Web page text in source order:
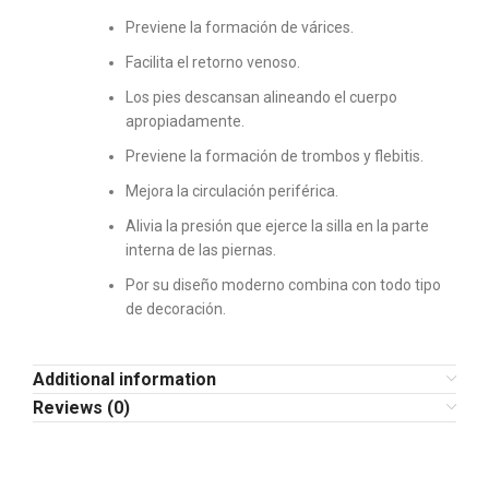
Previene la formación de várices.
Facilita el retorno venoso.
Los pies descansan alineando el cuerpo
apropiadamente.
Previene la formación de trombos y flebitis.
Mejora la circulación periférica.
Alivia la presión que ejerce la silla en la parte
interna de las piernas.
Por su diseño moderno combina con todo tipo
de decoración.
Additional information
Reviews (0)